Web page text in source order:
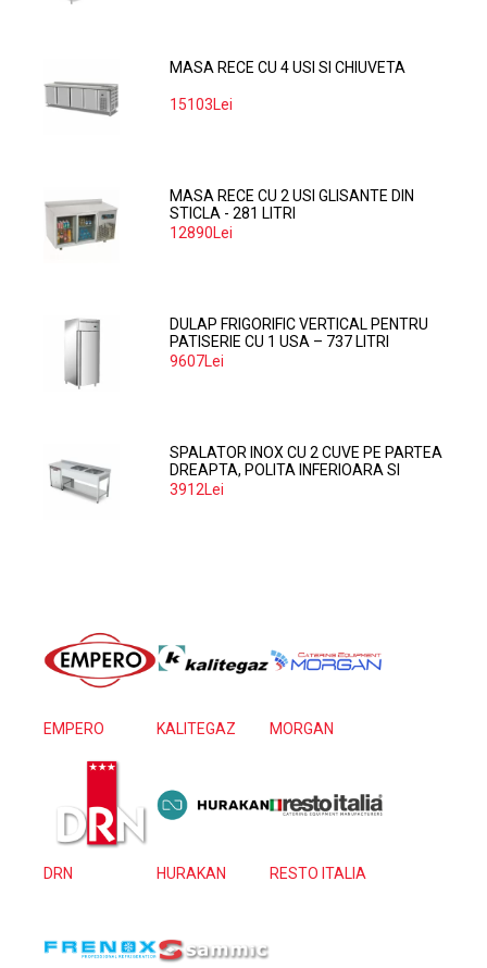
MASA RECE CU 4 USI SI CHIUVETA
15103Lei
MASA RECE CU 2 USI GLISANTE DIN
STICLA - 281 LITRI
12890Lei
DULAP FRIGORIFIC VERTICAL PENTRU
PATISERIE CU 1 USA – 737 LITRI
9607Lei
SPALATOR INOX CU 2 CUVE PE PARTEA
DREAPTA, POLITA INFERIOARA SI
SPATIU MASINA SPALAT 160*70*85
3912Lei
EMPERO KALITEGAZ MORGAN
DRN HURAKAN RESTO ITALIA